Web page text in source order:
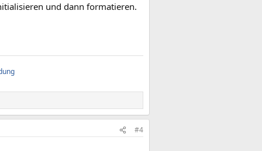
und dann formatieren.
#4